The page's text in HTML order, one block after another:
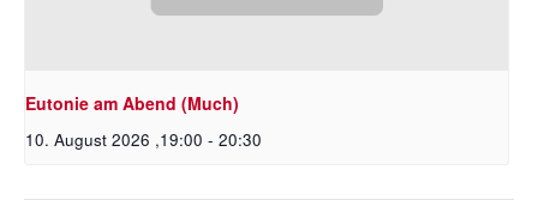
Eutonie am Abend (Much)
10. August 2026 ,19:00 - 20:30